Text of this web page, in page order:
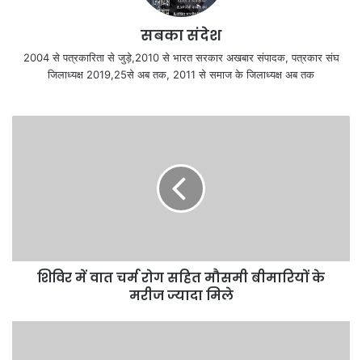
सबका संदेश
2004 से पत्रकारिता से जुड़े,2010 से भारत सरकार अखबार संपादक, पत्रकार संघ
जिलाध्यक्ष 2019,25से अब तक, 2011 से समाज के जिलाध्यक्ष अब तक
शिविर में वात चर्म रोग सहित मौसमी बीमारियों के
मरीज ज्यादा मिले